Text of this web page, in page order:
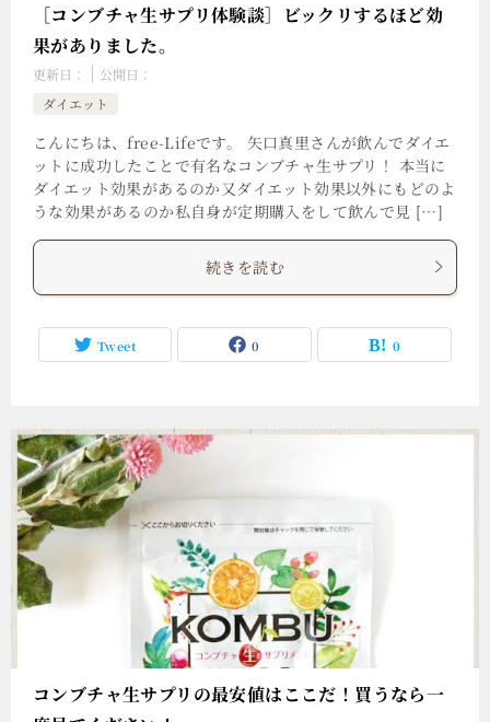
［コンブチャ生サプリ体験談］ビックリするほど効
果がありました。
更新日：
公開日：
ダイエット
こんにちは、free-Lifeです。 矢口真里さんが飲んでダイエ
ットに成功したことで有名なコンブチャ生サプリ！ 本当に
ダイエット効果があるのか又ダイエット効果以外にもどのよ
うな効果があるのか私自身が定期購入をして飲んで見 […]
続きを読む
Tweet 0 0
コンブチャ生サプリの最安値はここだ！買うなら一